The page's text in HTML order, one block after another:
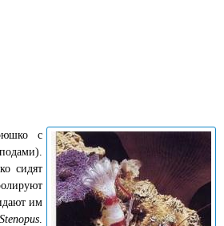
с
сидят
им
Stenopus.